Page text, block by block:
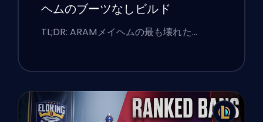
ヘムのブーツなしビルド
TL;DR: ARAMメイヘムの最も壊れた…